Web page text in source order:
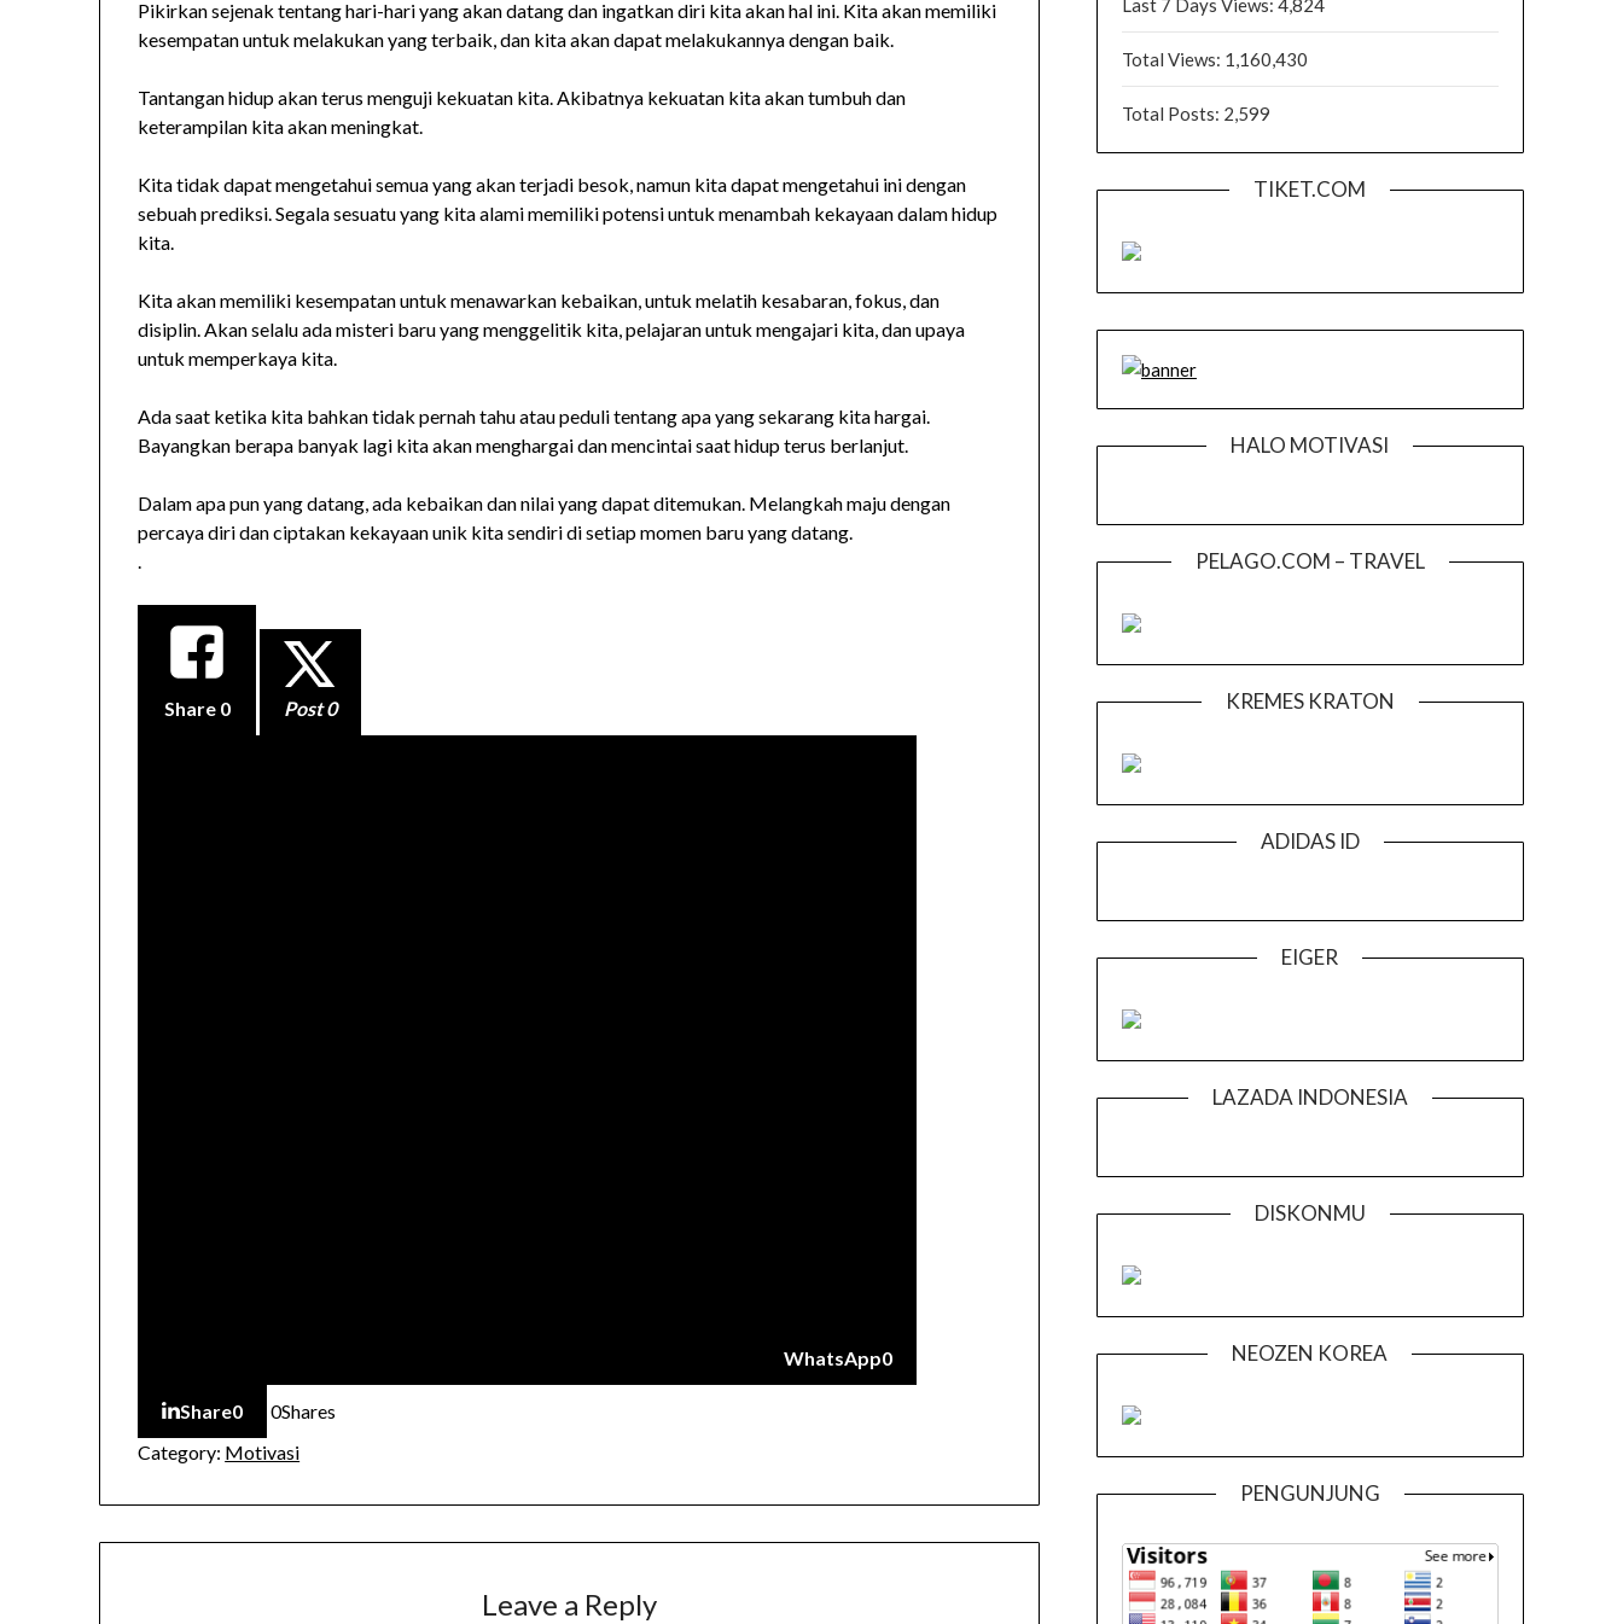
Pikirkan sejenak tentang hari-hari yang akan datang dan ingatkan diri kita akan hal ini. Kita akan memiliki
kesempatan untuk melakukan yang terbaik, dan kita akan dapat melakukannya dengan baik.
Tantangan hidup akan terus menguji kekuatan kita. Akibatnya kekuatan kita akan tumbuh dan
keterampilan kita akan meningkat.
Kita tidak dapat mengetahui semua yang akan terjadi besok, namun kita dapat mengetahui ini dengan
sebuah prediksi. Segala sesuatu yang kita alami memiliki potensi untuk menambah kekayaan dalam hidup
kita.
Kita akan memiliki kesempatan untuk menawarkan kebaikan, untuk melatih kesabaran, fokus, dan
disiplin. Akan selalu ada misteri baru yang menggelitik kita, pelajaran untuk mengajari kita, dan upaya
untuk memperkaya kita.
Ada saat ketika kita bahkan tidak pernah tahu atau peduli tentang apa yang sekarang kita hargai.
Bayangkan berapa banyak lagi kita akan menghargai dan mencintai saat hidup terus berlanjut.
Dalam apa pun yang datang, ada kebaikan dan nilai yang dapat ditemukan. Melangkah maju dengan
percaya diri dan ciptakan kekayaan unik kita sendiri di setiap momen baru yang datang.
.
Share 0 Post 0
WhatsApp0
Share0 0Shares
Category: Motivasi
Leave a Reply
Last 7 Days Views: 4,824
Total Views: 1,160,430
Total Posts: 2,599
TIKET.COM
HALO MOTIVASI
PELAGO.COM – TRAVEL
KREMES KRATON
ADIDAS ID
EIGER
LAZADA INDONESIA
DISKONMU
NEOZEN KOREA
PENGUNJUNG